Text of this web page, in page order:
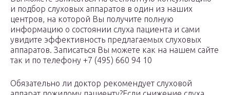
и подбор слуховых аппаратов в один из наших
центров, на которой Вы получите полную
информацию о состоянии слуха пациента и сами
увидите эффективность предлагаемых слуховых
аппаратов. Записаться Вы можете как на нашем сайте
так и по телефону +7 (495) 660 94 10
Обязательно ли доктор рекомендует слуховой